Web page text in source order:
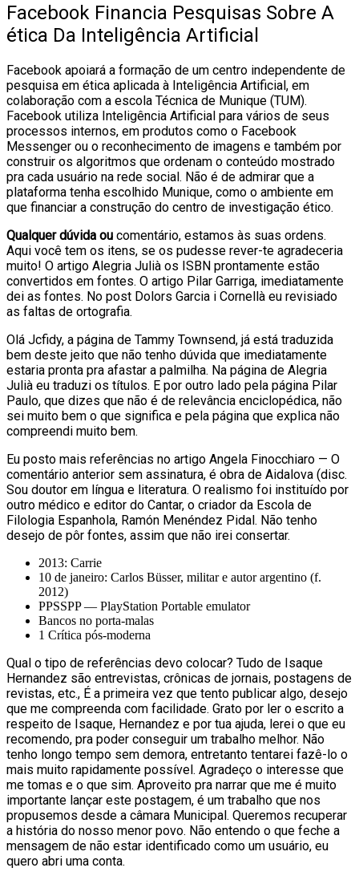
Facebook Financia Pesquisas Sobre A
ética Da Inteligência Artificial
Facebook apoiará a formação de um centro independente de
pesquisa em ética aplicada à Inteligência Artificial, em
colaboração com a escola Técnica de Munique (TUM).
Facebook utiliza Inteligência Artificial para vários de seus
processos internos, em produtos como o Facebook
Messenger ou o reconhecimento de imagens e também por
construir os algoritmos que ordenam o conteúdo mostrado
pra cada usuário na rede social. Não é de admirar que a
plataforma tenha escolhido Munique, como o ambiente em
que financiar a construção do centro de investigação ético.
Qualquer dúvida ou comentário, estamos às suas ordens.
Aqui você tem os itens, se os pudesse rever-te agradeceria
muito! O artigo Alegria Julià os ISBN prontamente estão
convertidos em fontes. O artigo Pilar Garriga, imediatamente
dei as fontes. No post Dolors Garcia i Cornellà eu revisiado
as faltas de ortografia.
Olá Jcfidy, a página de Tammy Townsend, já está traduzida
bem deste jeito que não tenho dúvida que imediatamente
estaria pronta pra afastar a palmilha. Na página de Alegria
Julià eu traduzi os títulos. E por outro lado pela página Pilar
Paulo, que dizes que não é de relevância enciclopédica, não
sei muito bem o que significa e pela página que explica não
compreendi muito bem.
Eu posto mais referências no artigo Angela Finocchiaro — O
comentário anterior sem assinatura, é obra de Aidalova (disc.
Sou doutor em língua e literatura. O realismo foi instituído por
outro médico e editor do Cantar, o criador da Escola de
Filologia Espanhola, Ramón Menéndez Pidal. Não tenho
desejo de pôr fontes, assim que não irei consertar.
2013: Carrie
10 de janeiro: Carlos Büsser, militar e autor argentino (f.
2012)
PPSSPP — PlayStation Portable emulator
Bancos no porta-malas
1 Crítica pós-moderna
Qual o tipo de referências devo colocar? Tudo de Isaque
Hernandez são entrevistas, crônicas de jornais, postagens de
revistas, etc., É a primeira vez que tento publicar algo, desejo
que me compreenda com facilidade. Grato por ler o escrito a
respeito de Isaque, Hernandez e por tua ajuda, lerei o que eu
recomendo, pra poder conseguir um trabalho melhor. Não
tenho longo tempo sem demora, entretanto tentarei fazê-lo o
mais muito rapidamente possível. Agradeço o interesse que
me tomas e o que sim. Aproveito pra narrar que me é muito
importante lançar este postagem, é um trabalho que nos
propusemos desde a câmara Municipal. Queremos recuperar
a história do nosso menor povo. Não entendo o que feche a
mensagem de não estar identificado como um usuário, eu
quero abri uma conta.